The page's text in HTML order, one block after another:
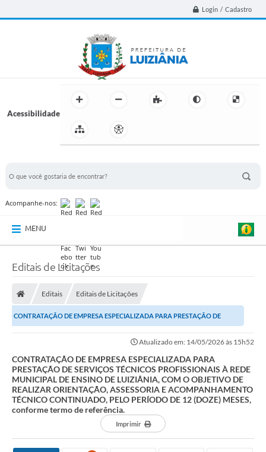
Login / Cadastro
Acessibilidade
Acompanhe-nos:
MENU
Editais de Licitações
Editais Editais de Licitações
CONTRATAÇÃO DE EMPRESA ESPECIALIZADA PARA PRESTAÇÃO DE
Atualizado em: 14/05/2026 às 15h52
CONTRATAÇÃO DE EMPRESA ESPECIALIZADA PARA
PRESTAÇÃO DE SERVIÇOS TÉCNICOS PROFISSIONAIS À REDE
MUNICIPAL DE ENSINO DE LUIZIÂNIA, COM O OBJETIVO DE
REALIZAR ORIENTAÇÃO, ASSESSORIA E ACOMPANHAMENTO
TÉCNICO CONTINUADO, PELO PERÍODO DE 12 (DOZE) MESES,
conforme termo de referência.
Imprimir